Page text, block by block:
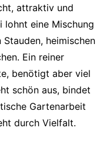
attraktiv und
eine Mischung
heimischen
Ein reiner
benötigt aber viel
schön aus, bindet
Gartenarbeit
durch Vielfalt.